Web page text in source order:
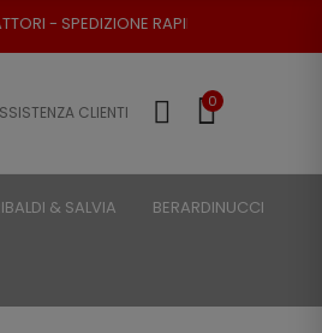
- RESO POSSIBILE
CLIENTI
0
& SALVIA BERARDINUCCI